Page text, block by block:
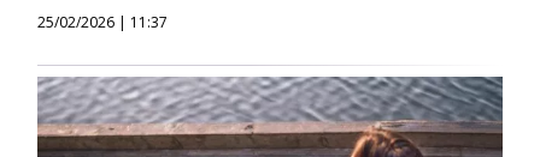
25/02/2026 | 11:37